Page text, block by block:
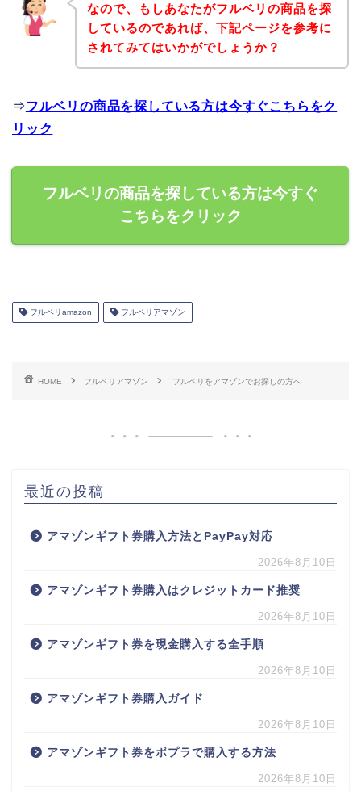
なので、もしあなたがフルベリの商品を探
しているのであれば、下記ページを参考に
されてみてはいかがでしょうか？
⇒フルベリの商品を探している方は今すぐこちらをク
リック
フルベリの商品を探している方は今すぐ
こちらをクリック
フルベリamazon フルベリアマゾン
HOME フルベリアマゾン フルベリをアマゾンでお探しの方へ
最近の投稿
アマゾンギフト券購入方法とPayPay対応
2026年8月10日
アマゾンギフト券購入はクレジットカード推奨
2026年8月10日
アマゾンギフト券を現金購入する全手順
2026年8月10日
アマゾンギフト券購入ガイド
2026年8月10日
アマゾンギフト券をポプラで購入する方法
2026年8月10日